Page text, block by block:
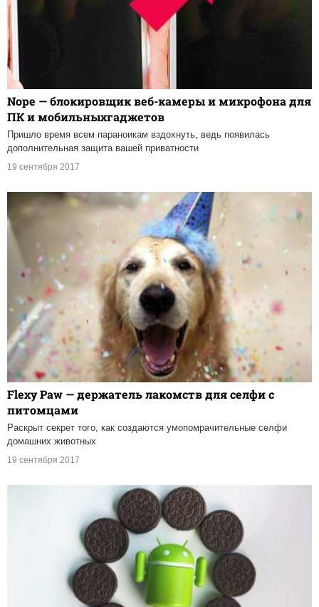
Nope — блокировщик веб-камеры и микрофона для
ПК и мобильныхгаджетов
Пришло время всем параноикам вздохнуть, ведь появилась
дополнительная защита вашей приватности
19 сентября 2017
Flexy Paw — держатель лакомств для селфи с
питомцами
Раскрыт секрет того, как создаются умопомрачительные селфи
домашних животных
19 сентября 2017